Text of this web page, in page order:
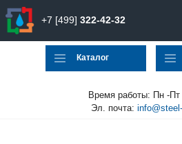
+7 [499] 322-42-32
Каталог
Время работы: Пн -Пт
Эл. почта: